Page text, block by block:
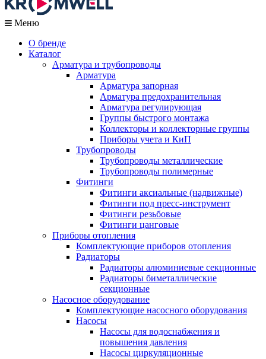
Меню
О бренде
Каталог
Арматура и трубопроводы
Арматура
Арматура запорная
Арматура предохранительная
Арматура регулирующая
Группы быстрого монтажа
Коллекторы и коллекторные группы
Приборы учета и КиП
Трубопроводы
Трубопроводы металлические
Трубопроводы полимерные
Фитинги
Фитинги аксиальные (надвижные)
Фитинги под пресс-инструмент
Фитинги резьбовые
Фитинги цанговые
Приборы отопления
Комплектующие приборов отопления
Радиаторы
Радиаторы алюминиевые секционные
Радиаторы биметаллические
секционные
Насосное оборудование
Комплектующие насосного оборудования
Насосы
Насосы для водоснабжения и
повышения давления
Насосы циркуляционные